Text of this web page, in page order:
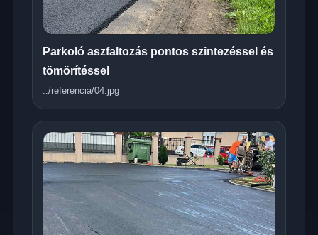
Parkoló aszfaltozás pontos szintezéssel és
tömörítéssel
../referencia/04.jpg